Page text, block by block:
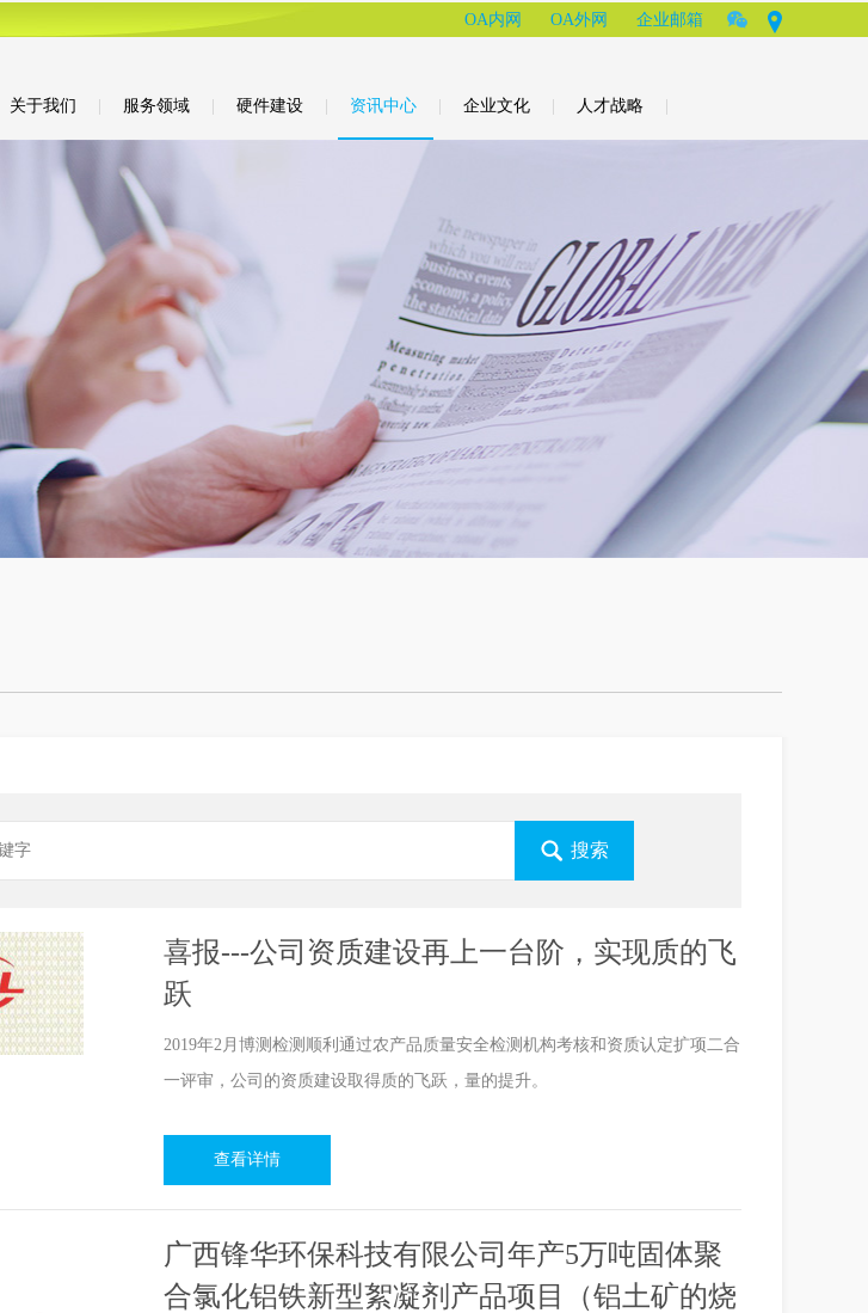
OA内网 OA外网 企业邮箱
关于我们 服务领域 硬件建设 资讯中心 企业文化 人才战略
喜报---公司资质建设再上一台阶，实现质的飞
跃
2019年2月博测检测顺利通过农产品质量安全检测机构考核和资质认定扩项二合
一评审，公司的资质建设取得质的飞跃，量的提升。
查看详情
广西锋华环保科技有限公司年产5万吨固体聚
合氯化铝铁新型絮凝剂产品项目（铝土矿的烧